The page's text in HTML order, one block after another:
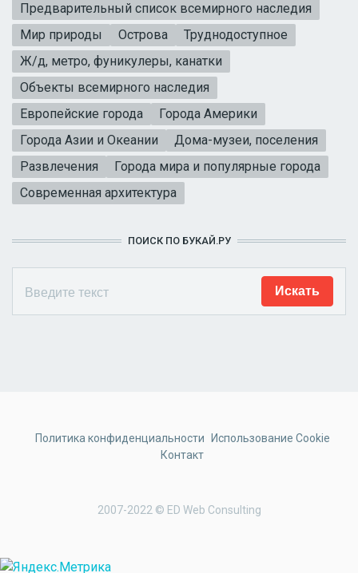
Предварительный список всемирного наследия
Мир природы
Острова
Труднодоступное
Ж/д, метро, фуникулеры, канатки
Объекты всемирного наследия
Европейские города
Города Америки
Города Азии и Океании
Дома-музеи, поселения
Развлечения
Города мира и популярные города
Современная архитектура
ПОИСК ПО БУКАЙ.РУ
2007-2022 © ED Web Consulting
Политика конфиденциальности
Использование Cookie
Контакт